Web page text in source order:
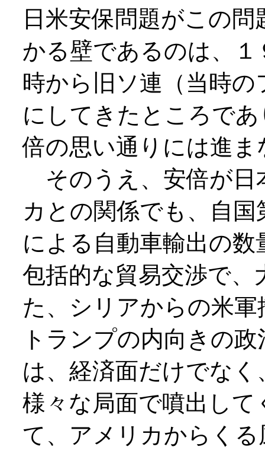
日米安保問題がこの
かる壁であるのは、
時から旧ソ連（当時
にしてきたところで
倍の思い通りには進ま
そのうえ、安倍が日
カとの関係でも、自
による自動車輸出の
包括的な貿易交渉で
た、シリアからの米
トランプの内向きの
は、経済面だけでな
様々な局面で噴出し
て、アメリカからく